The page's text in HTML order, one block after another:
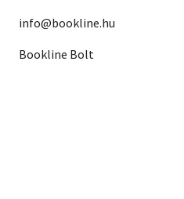
info@bookline.hu
Bookline Bolt